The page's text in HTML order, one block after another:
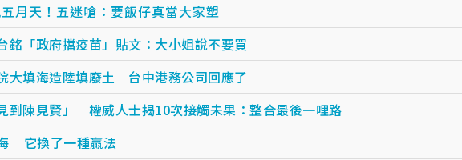
月天！五迷嗆：要飯仔真當大家塑
銘「政府擋疫苗」貼文：大小姐說不要買
大填海造陸填廢土 台中港務公司回應了
到陳見賢」 權威人士揭10次接觸未果：整合最後一哩路
它換了一種贏法